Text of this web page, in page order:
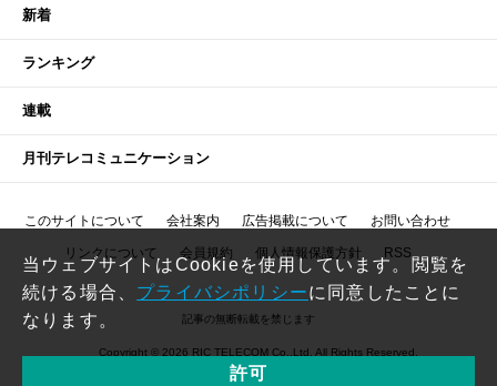
新着
ランキング
連載
月刊テレコミュニケーション
このサイトについて 会社案内 広告掲載について お問い合わせ
リンクについて 会員規約 個人情報保護方針 RSS
記事の無断転載を禁じます
Copyright © 2026 RIC TELECOM Co.,Ltd. All Rights Reserved.
当ウェブサイトはCookieを使用しています。閲覧を
続ける場合、 プライバシポリシーに同意したことに
なります。
許可